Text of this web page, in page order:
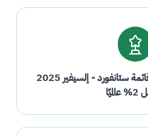
17 باحثًا من الجامعة - قائمة ستانفورد - إلسيفير 2025